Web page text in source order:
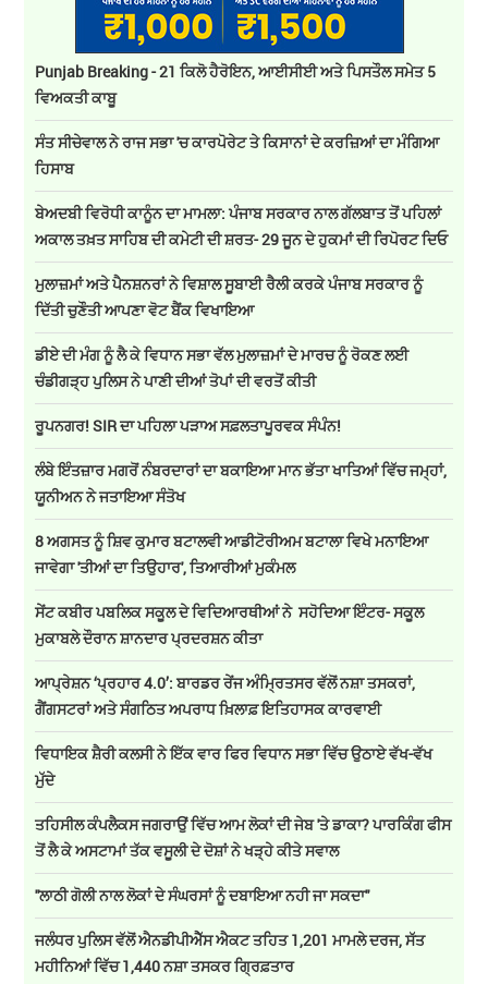
Punjab Breaking - 21 ਕਿਲੋ ਹੈਰੋਇਨ, ਆਈਸੀਈ ਅਤੇ ਪਿਸਤੌਲ ਸਮੇਤ 5
ਵਿਅਕਤੀ ਕਾਬੂ
ਸੰਤ ਸੀਚੇਵਾਲ ਨੇ ਰਾਜ ਸਭਾ 'ਚ ਕਾਰਪੋਰੇਟ ਤੇ ਕਿਸਾਨਾਂ ਦੇ ਕਰਜ਼ਿਆਂ ਦਾ ਮੰਗਿਆ
ਹਿਸਾਬ
ਬੇਅਦਬੀ ਵਿਰੋਧੀ ਕਾਨੂੰਨ ਦਾ ਮਾਮਲਾ: ਪੰਜਾਬ ਸਰਕਾਰ ਨਾਲ ਗੱਲਬਾਤ ਤੋਂ ਪਹਿਲਾਂ
ਅਕਾਲ ਤਖ਼ਤ ਸਾਹਿਬ ਦੀ ਕਮੇਟੀ ਦੀ ਸ਼ਰਤ- 29 ਜੂਨ ਦੇ ਹੁਕਮਾਂ ਦੀ ਰਿਪੋਰਟ ਦਿਓ
ਮੁਲਾਜ਼ਮਾਂ ਅਤੇ ਪੈਨਸ਼ਨਰਾਂ ਨੇ ਵਿਸ਼ਾਲ ਸੂਬਾਈ ਰੈਲੀ ਕਰਕੇ ਪੰਜਾਬ ਸਰਕਾਰ ਨੂੰ
ਦਿੱਤੀ ਚੁਣੌਤੀ ਆਪਣਾ ਵੋਟ ਬੈਂਕ ਵਿਖਾਇਆ
ਡੀਏ ਦੀ ਮੰਗ ਨੂੰ ਲੈ ਕੇ ਵਿਧਾਨ ਸਭਾ ਵੱਲ ਮੁਲਾਜ਼ਮਾਂ ਦੇ ਮਾਰਚ ਨੂੰ ਰੋਕਣ ਲਈ
ਚੰਡੀਗੜ੍ਹ ਪੁਲਿਸ ਨੇ ਪਾਣੀ ਦੀਆਂ ਤੋਪਾਂ ਦੀ ਵਰਤੋਂ ਕੀਤੀ
ਰੂਪਨਗਰ! SIR ਦਾ ਪਹਿਲਾ ਪੜਾਅ ਸਫ਼ਲਤਾਪੂਰਵਕ ਸੰਪੰਨ!
ਲੰਬੇ ਇੰਤਜ਼ਾਰ ਮਗਰੋਂ ਨੰਬਰਦਾਰਾਂ ਦਾ ਬਕਾਇਆ ਮਾਨ ਭੱਤਾ ਖਾਤਿਆਂ ਵਿੱਚ ਜਮ੍ਹਾਂ,
ਯੂਨੀਅਨ ਨੇ ਜਤਾਇਆ ਸੰਤੋਖ
8 ਅਗਸਤ ਨੂੰ ਸ਼ਿਵ ਕੁਮਾਰ ਬਟਾਲਵੀ ਆਡੀਟੋਰੀਅਮ ਬਟਾਲਾ ਵਿਖੇ ਮਨਾਇਆ
ਜਾਵੇਗਾ 'ਤੀਆਂ ਦਾ ਤਿਉਹਾਰ', ਤਿਆਰੀਆਂ ਮੁਕੰਮਲ
ਸੇਂਟ ਕਬੀਰ ਪਬਲਿਕ ਸਕੂਲ ਦੇ ਵਿਦਿਆਰਥੀਆਂ ਨੇ ਸਹੋਦਿਆ ਇੰਟਰ- ਸਕੂਲ
ਮੁਕਾਬਲੇ ਦੌਰਾਨ ਸ਼ਾਨਦਾਰ ਪ੍ਰਦਰਸ਼ਨ ਕੀਤਾ
ਆਪ੍ਰੇਸ਼ਨ ‘ਪ੍ਰਹਾਰ 4.0’: ਬਾਰਡਰ ਰੇਂਜ ਅੰਮ੍ਰਿਤਸਰ ਵੱਲੋਂ ਨਸ਼ਾ ਤਸਕਰਾਂ,
ਗੈਂਗਸਟਰਾਂ ਅਤੇ ਸੰਗਠਿਤ ਅਪਰਾਧ ਖ਼ਿਲਾਫ਼ ਇਤਿਹਾਸਕ ਕਾਰਵਾਈ
ਵਿਧਾਇਕ ਸ਼ੈਰੀ ਕਲਸੀ ਨੇ ਇੱਕ ਵਾਰ ਫਿਰ ਵਿਧਾਨ ਸਭਾ ਵਿੱਚ ਉਠਾਏ ਵੱਖ-ਵੱਖ
ਮੁੱਦੇ
ਤਹਿਸੀਲ ਕੰਪਲੈਕਸ ਜਗਰਾਉਂ ਵਿੱਚ ਆਮ ਲੋਕਾਂ ਦੀ ਜੇਬ 'ਤੇ ਡਾਕਾ? ਪਾਰਕਿੰਗ ਫੀਸ
ਤੋਂ ਲੈ ਕੇ ਅਸਟਾਮਾਂ ਤੱਕ ਵਸੂਲੀ ਦੇ ਦੋਸ਼ਾਂ ਨੇ ਖੜ੍ਹੇ ਕੀਤੇ ਸਵਾਲ
''ਲਾਠੀ ਗੋਲੀ ਨਾਲ ਲੋਕਾਂ ਦੇ ਸੰਘਰਸਾਂ ਨੂੰ ਦਬਾਇਆ ਨਹੀ ਜਾ ਸਕਦਾ''
ਜਲੰਧਰ ਪੁਲਿਸ ਵੱਲੋਂ ਐਨਡੀਪੀਐੱਸ ਐਕਟ ਤਹਿਤ 1,201 ਮਾਮਲੇ ਦਰਜ, ਸੱਤ
ਮਹੀਨਿਆਂ ਵਿੱਚ 1,440 ਨਸ਼ਾ ਤਸਕਰ ਗ੍ਰਿਫ਼ਤਾਰ